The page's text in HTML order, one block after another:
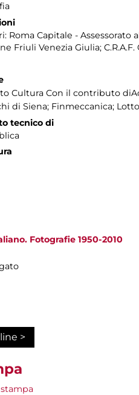
Roma Capitale - Assessorato
Friuli Venezia Giulia;
Cultura Con il contributo
di Siena; Finmeccanica;
tecnico di
Fotografie 1950-2010
>